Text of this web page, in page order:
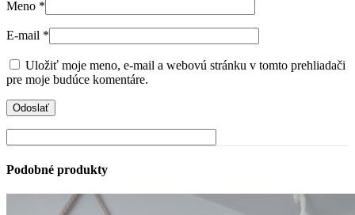
Meno *
E-mail *
Uložiť moje meno, e-mail a webovú stránku v tomto prehliadači
pre moje budúce komentáre.
Podobné produkty